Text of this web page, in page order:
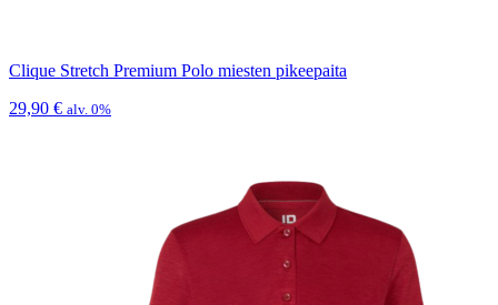
Clique Stretch Premium Polo miesten pikeepaita
29,90 € alv. 0%